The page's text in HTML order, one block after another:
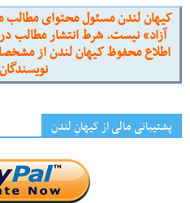
کیهان لندن مسئول محتوای مطالب
آزاد» نیست. شرط انتشار مطالب
اطلاع محفوظ کیهان لندن از
پشتیبانی مالی از کیهانِ لندن